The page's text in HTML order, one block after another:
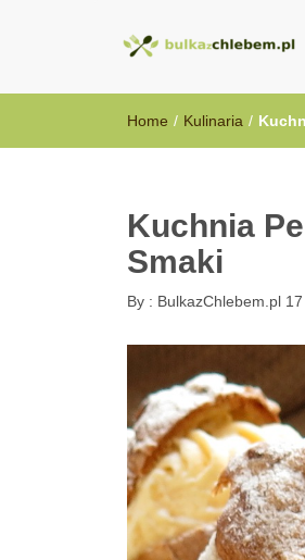
Home / Kulinaria /
Kuchnia
Smaki
By : BulkazChlebem.pl